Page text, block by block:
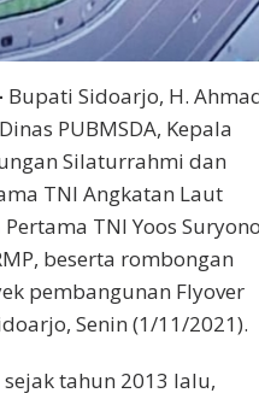
Bupati Sidoarjo, H.
PUBMSDA, Kepala
Silaturrahmi dan
TNI Angkatan Laut
TNI Yoos Suryono
beserta rombongan
pembangunan Flyover
Senin (1/11/2021).
tahun 2013 lalu,